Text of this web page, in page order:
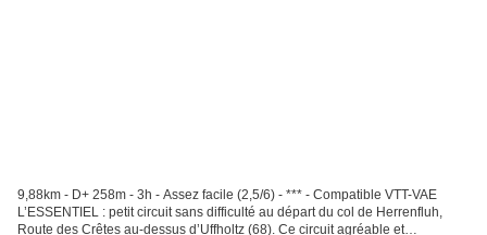
9,88km - D+ 258m - 3h - Assez facile (2,5/6) - *** - Compatible VTT-VAE
L’ESSENTIEL : petit circuit sans difficulté au départ du col de Herrenfluh,
Route des Crêtes au-dessus d’Uffholtz (68). Ce circuit agréable et